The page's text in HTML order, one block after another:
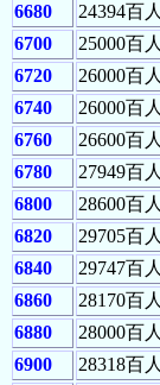
6680
24394百人
6700
25000百人
6720
26000百人
6740
26000百人
6760
26600百人
6780
27949百人
6800
28600百人
6820
29705百人
6840
29747百人
6860
28170百人
6880
28000百人
6900
28318百人